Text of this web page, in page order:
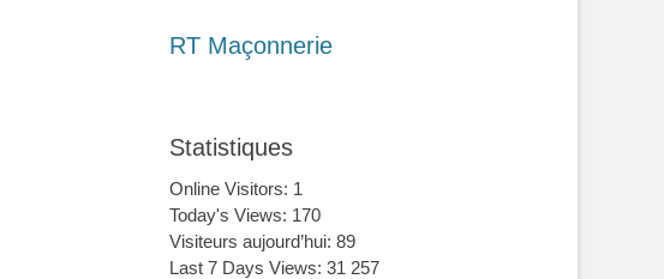
RT Maçonnerie
Statistiques
Online Visitors: 1
Today's Views: 170
Visiteurs aujourd’hui: 89
Last 7 Days Views: 31 257